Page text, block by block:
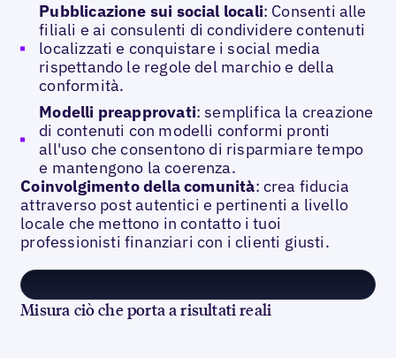
Pubblicazione sui social locali: Consenti alle
filiali e ai consulenti di condividere contenuti
localizzati e conquistare i social media
rispettando le regole del marchio e della
conformità.
Modelli preapprovati: semplifica la creazione
di contenuti con modelli conformi pronti
all'uso che consentono di risparmiare tempo
e mantengono la coerenza.
Coinvolgimento della comunità: crea fiducia
attraverso post autentici e pertinenti a livello
locale che mettono in contatto i tuoi
professionisti finanziari con i clienti giusti.
Misura ciò che porta a risultati reali